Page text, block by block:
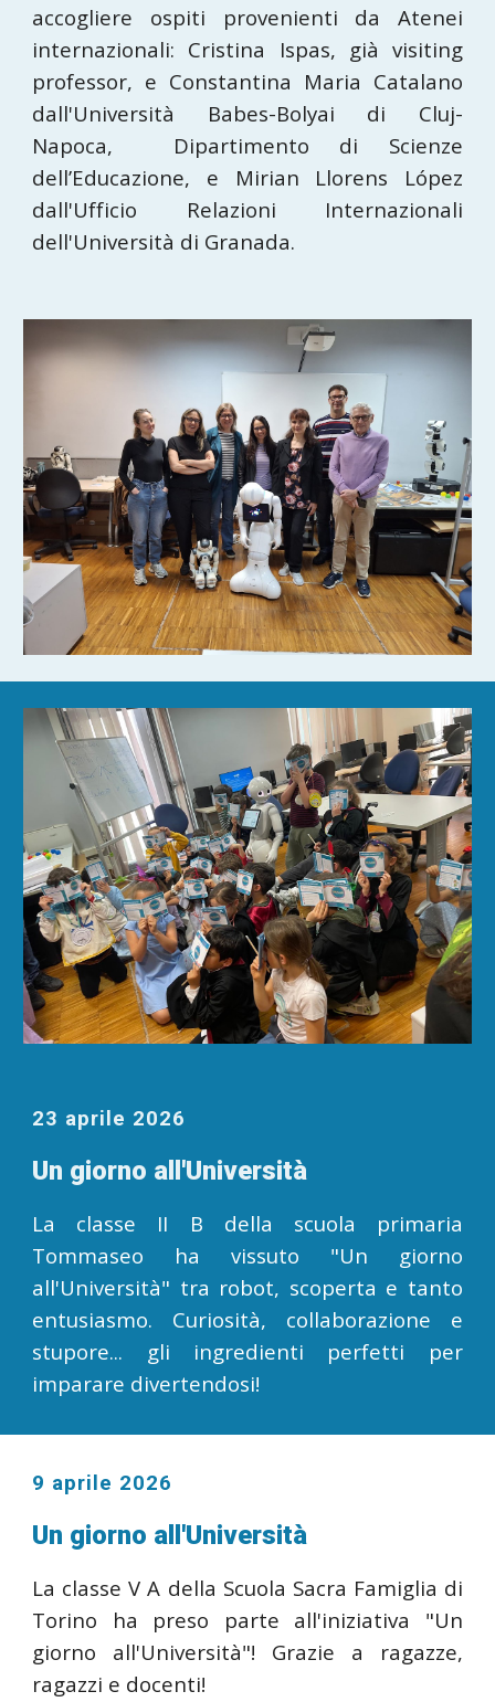
accogliere ospiti provenienti da Atenei
internazionali: Cristina Ispas, già visiting
professor, e Constantina Maria Catalano
dall'Università Babes-Bolyai di Cluj-
Napoca, Dipartimento di Scienze
dell’Educazione, e Mirian Llorens López
dall'Ufficio Relazioni Internazionali
dell'Università di Granada.
23 aprile 2026
Un giorno all'Università
La classe II B della scuola primaria
Tommaseo ha vissuto "Un giorno
all'Università" tra robot, scoperta e tanto
entusiasmo. Curiosità, collaborazione e
stupore... gli ingredienti perfetti per
imparare divertendosi!
9 aprile 2026
Un giorno all'Università
La classe V A della Scuola Sacra Famiglia di
Torino ha preso parte all'iniziativa "Un
giorno all'Università"! Grazie a ragazze,
ragazzi e docenti!